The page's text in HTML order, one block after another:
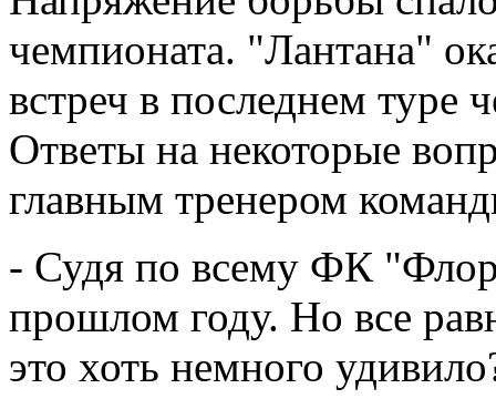
чемпионата. "Лантана"
встреч в последнем
Ответы на некоторые
главным тренером
- Судя по всему ФК
прошлом году. Но все
это хоть немного